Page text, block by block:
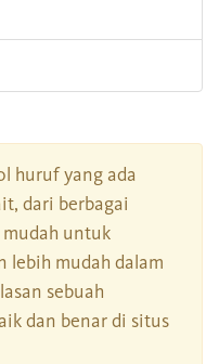
huruf yang ada
dari berbagai
untuk
lebih mudah dalam
sebuah
dan benar di situs